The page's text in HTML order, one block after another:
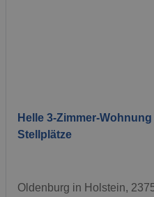
Helle 3-Zimmer-
Stellplätze
Oldenburg in Holstein,